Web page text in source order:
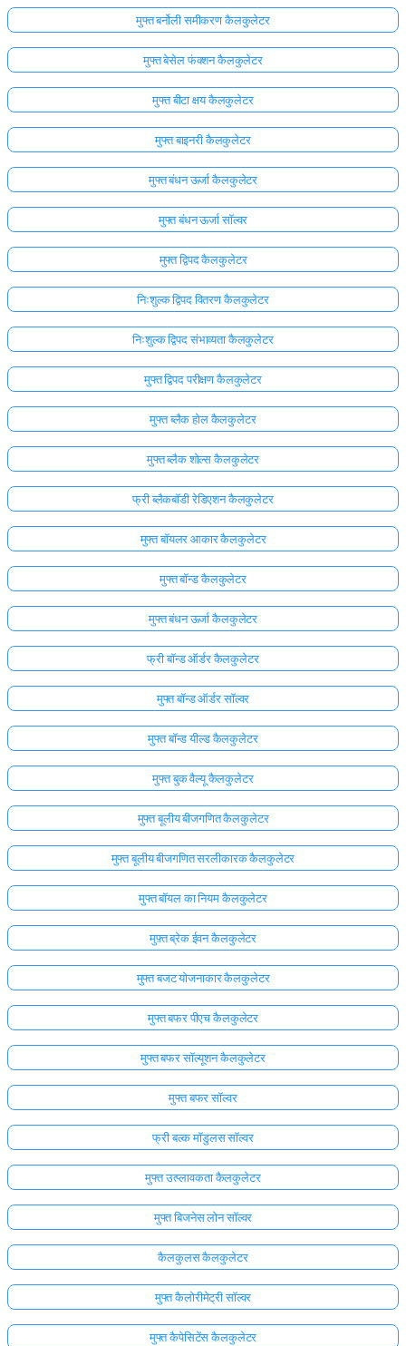
अभी
तक
कोई
प्रश्न
अपना
पहला
प्रश्न
पूछें
मुफ्त बर्नोली समीकरण कैलकुलेटर
मुफ्त बेसेल फंक्शन कैलकुलेटर
मुफ्त बीटा क्षय कैलकुलेटर
मुफ्त बाइनरी कैलकुलेटर
मुफ्त बंधन ऊर्जा कैलकुलेटर
मुफ्त बंधन ऊर्जा सॉल्वर
मुफ्त द्विपद कैलकुलेटर
निःशुल्क द्विपद वितरण कैलकुलेटर
निःशुल्क द्विपद संभाव्यता कैलकुलेटर
मुफ्त द्विपद परीक्षण कैलकुलेटर
मुफ्त ब्लैक होल कैलकुलेटर
मुफ्त ब्लैक शोल्स कैलकुलेटर
फ्री ब्लैकबॉडी रेडिएशन कैलकुलेटर
मुफ्त बॉयलर आकार कैलकुलेटर
मुफ्त बॉन्ड कैलकुलेटर
मुफ्त बंधन ऊर्जा कैलकुलेटर
फ्री बॉन्ड ऑर्डर कैलकुलेटर
मुफ्त बॉन्ड ऑर्डर सॉल्वर
मुफ्त बॉन्ड यील्ड कैलकुलेटर
मुफ्त बुक वैल्यू कैलकुलेटर
मुफ्त बूलीय बीजगणित कैलकुलेटर
मुफ्त बूलीय बीजगणित सरलीकारक कैलकुलेटर
मुफ्त बॉयल का नियम कैलकुलेटर
मुफ़्त ब्रेक ईवन कैलकुलेटर
मुफ्त बजट योजनाकार कैलकुलेटर
मुफ्त बफर पीएच कैलकुलेटर
मुफ्त बफर सॉल्यूशन कैलकुलेटर
मुफ्त बफर सॉल्वर
फ्री बल्क मॉडुलस सॉल्वर
मुफ्त उत्प्लावकता कैलकुलेटर
मुफ्त बिजनेस लोन सॉल्वर
कैलकुलस कैलकुलेटर
मुफ्त कैलोरीमेट्री सॉल्वर
मुफ्त कैपेसिटेंस कैलकुलेटर